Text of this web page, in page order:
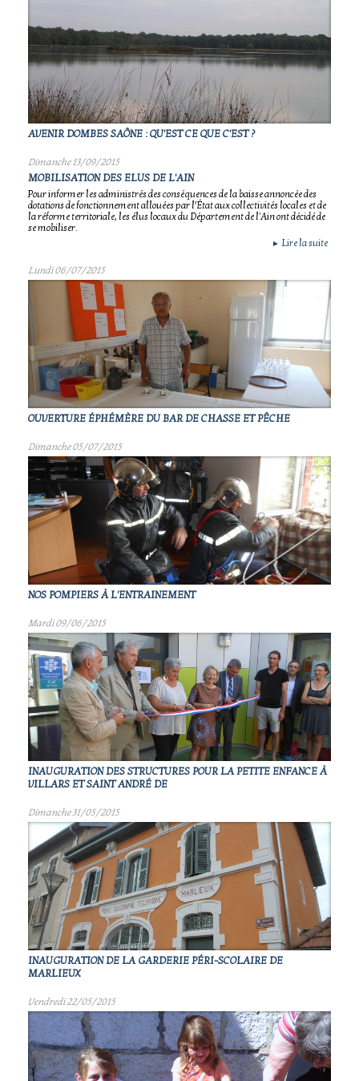
AVENIR DOMBES SAÔNE : QU'EST CE QUE C'EST ?
Dimanche 13/09/2015
MOBILISATION DES ELUS DE L'AIN
Pour informer les administrés des conséquences de la baisse annoncée des
dotations de fonctionnement allouées par l’État aux collectivités locales et de
la réforme territoriale, les élus locaux du Département de l'Ain ont décidé de
se mobiliser.
► Lire la suite
Lundi 06/07/2015
OUVERTURE ÉPHÉMÈRE DU BAR DE CHASSE ET PÊCHE
Dimanche 05/07/2015
NOS POMPIERS À L'ENTRAINEMENT
Mardi 09/06/2015
INAUGURATION DES STRUCTURES POUR LA PETITE ENFANCE À
VILLARS ET SAINT ANDRÉ DE
Dimanche 31/05/2015
INAUGURATION DE LA GARDERIE PÉRI-SCOLAIRE DE
MARLIEUX
Vendredi 22/05/2015